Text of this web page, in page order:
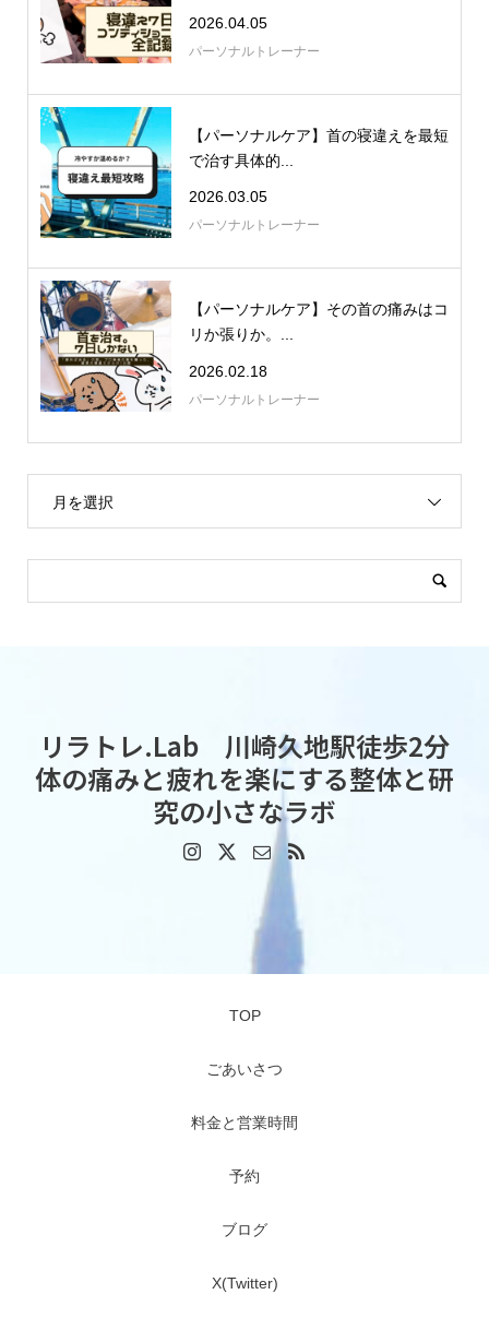
2026.04.05
パーソナルトレーナー
【パーソナルケア】首の寝違えを最短
で治す具体的...
2026.03.05
パーソナルトレーナー
【パーソナルケア】その首の痛みはコ
リか張りか。...
2026.02.18
パーソナルトレーナー
月を選択
リラトレ.Lab 川崎久地駅徒歩2分
体の痛みと疲れを楽にする整体と研
究の小さなラボ
TOP
ごあいさつ
料金と営業時間
予約
ブログ
X(Twitter)